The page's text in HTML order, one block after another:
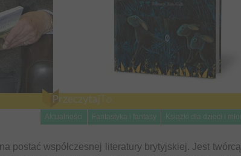
Aktualności Fantastyka i fantasy Książki dla dzieci i
postać współczesnej literatury brytyjskiej. Jest